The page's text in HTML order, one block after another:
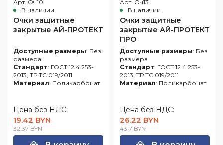
Арт. Оч10
В наличии
Очки защитные
закрытые АЙ-ПРОТЕКТ
Доступные размеры: Без
размера
Стандарт: ГОСТ 12.4.253-
2013, ТР ТС 019/2011
Материал: Поликарбонат
Цена без НДС:
19.42 BYN
32.37 BYN
Арт. Оч13
В наличии
Очки защитные
закрытые АЙ-ПРОТЕКТ
ПРО
Доступные размеры: Без
размера
Стандарт: ГОСТ 12.4.253-
2013, ТР ТС 019/2011
Материал: Поликарбонат
Цена без НДС:
26.22 BYN
43.7 BYN